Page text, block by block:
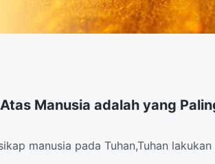
Manusia adalah yang
manusia pada Tuhan,Tuhan